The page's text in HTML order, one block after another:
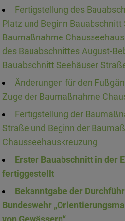
Fertigstellung des
Platz und Beginn Bauabschnitt
Baumaßnahme
des Bauabschnittes August-
Bauabschnitt Seehäuser
Änderungen für den
Zuge der Baumaßnahme
Fertigstellung der
Straße und Beginn der
Chausseehauskreuzung
Erster Bauabschnitt in der
fertiggestellt
Bekanntgabe der
Bundeswehr
von Gewässern“